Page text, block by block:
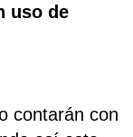
uso de
contarán con